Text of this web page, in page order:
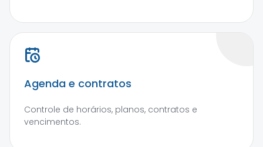
Agenda e contratos
Controle de horários, planos, contratos e
vencimentos.